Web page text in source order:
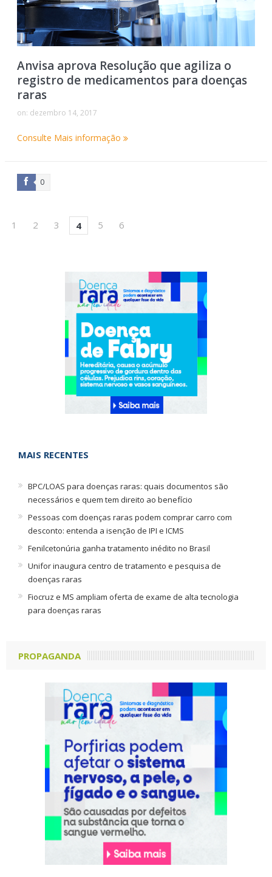
Anvisa aprova Resolução que agiliza o
registro de medicamentos para doenças
raras
on: dezembro 14, 2017
Consulte Mais informação
0
1 2 3 4 5 6
MAIS RECENTES
BPC/LOAS para doenças raras: quais documentos são
necessários e quem tem direito ao benefício
Pessoas com doenças raras podem comprar carro com
desconto: entenda a isenção de IPI e ICMS
Fenilcetonúria ganha tratamento inédito no Brasil
Unifor inaugura centro de tratamento e pesquisa de
doenças raras
Fiocruz e MS ampliam oferta de exame de alta tecnologia
para doenças raras
PROPAGANDA